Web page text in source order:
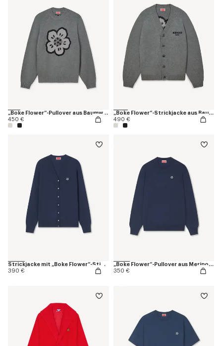
„Boke Flower“-Pullover aus Baumwolle und Wolle
450 €
„Boke Flower“-Strickjacke aus Baumwolle und Wolle
490 €
Strickjacke mit „Boke Flower“-Stickerei aus Merinowolle
390 €
„Boke Flower“-Pullover aus Merinowolle
350 €